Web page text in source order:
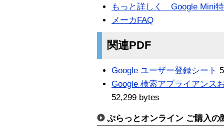
もっと詳しく Google Mini
メーカFAQ
関連PDF
Google ユーザー登録シート
Google 検索アプライアンス
52,299 bytes
ぷらっとオンライン ご購入の